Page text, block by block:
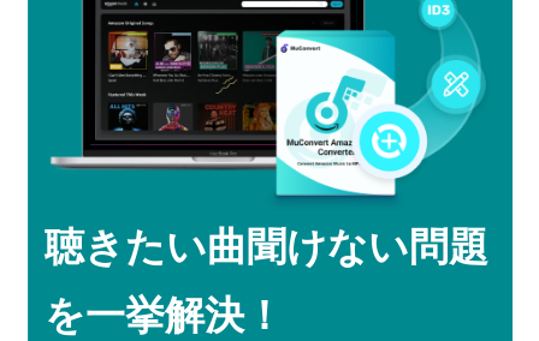
聴きたい曲聞けない問題
を一挙解決！